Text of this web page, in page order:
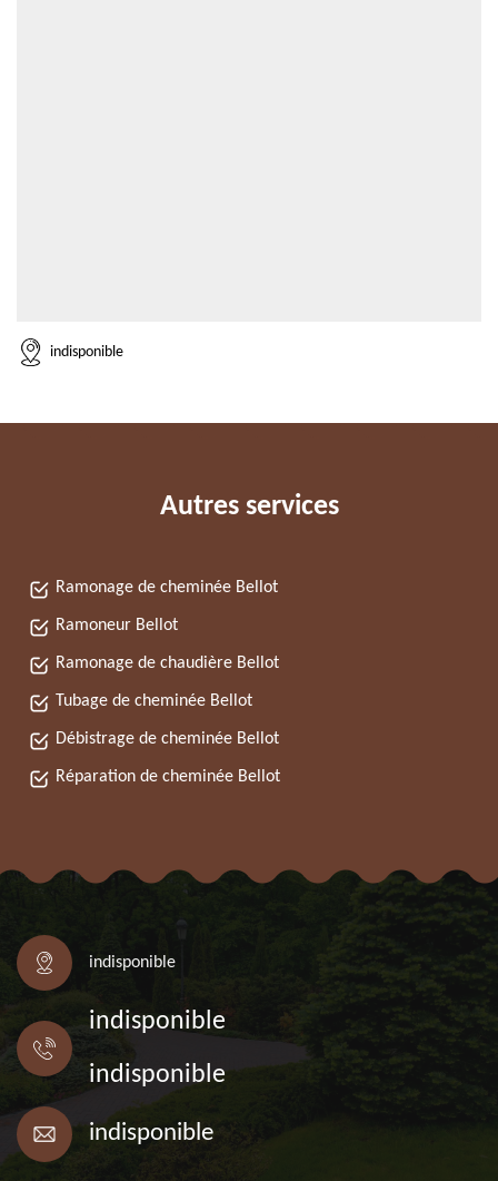
indisponible
Autres services
Ramonage de cheminée Bellot
Ramoneur Bellot
Ramonage de chaudière Bellot
Tubage de cheminée Bellot
Débistrage de cheminée Bellot
Réparation de cheminée Bellot
indisponible
indisponible
indisponible
indisponible